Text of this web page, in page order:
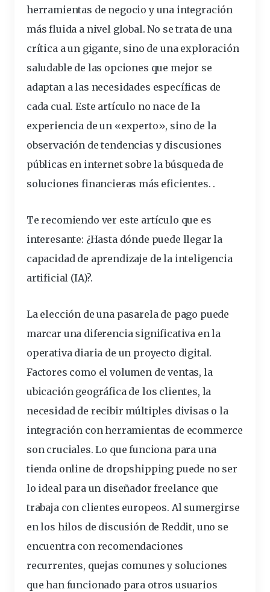
herramientas de negocio y una integración
más fluida a nivel global. No se trata de una
crítica a un gigante, sino de una exploración
saludable de las opciones que mejor se
adaptan a las necesidades específicas de
cada cual. Este artículo no nace de la
experiencia de un «experto», sino de la
observación de tendencias y discusiones
públicas en internet sobre la búsqueda de
soluciones financieras más eficientes. .
Te recomiendo ver este artículo que es
interesante: ¿Hasta dónde puede llegar la
capacidad de aprendizaje de la inteligencia
artificial (IA)?.
La elección de una pasarelade pago puede
marcar una diferencia significativa en la
operativa diaria de un proyecto digital.
Factores como el volumen de ventas, la
ubicación geográfica de los clientes, la
necesidad de recibir múltiples divisas o la
integración con herramientas de ecommerce
son cruciales. Lo que funciona para una
tiendaonline de dropshipping puede no ser
lo ideal para un diseñador freelance que
trabaja con clientes europeos. Al sumergirse
en los hilos de discusión de Reddit, uno se
encuentra con recomendaciones
recurrentes, quejas comunes y soluciones
que han funcionado para otros usuarios